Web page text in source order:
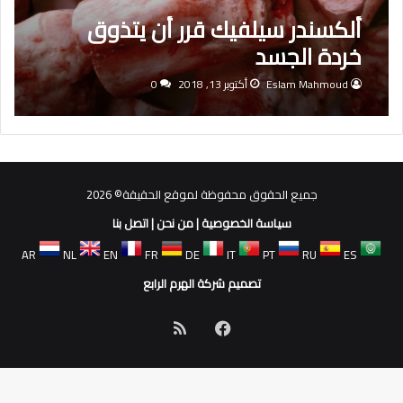
ألكسندر سيلفيك قرر أن يتذوق
خردة الجسد
Eslam Mahmoud أكتوبر 13, 2018 0
جميع الحقوق محفوظة لموقع الحقيقة© 2026
سياسة الخصوصية|من نحن|اتصل بنا
AR
NL EN FR DE IT PT RU
ES
تصميم شركة الهرم الرابع
فيسبوك
الموقع